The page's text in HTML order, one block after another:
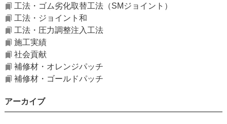
工法・ゴム劣化取替工法（SMジョイント）
工法・ジョイント和
工法・圧力調整注入工法
施工実績
社会貢献
補修材・オレンジパッチ
補修材・ゴールドパッチ
アーカイブ